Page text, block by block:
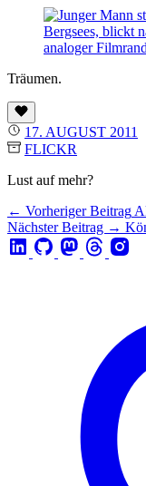
Träumen.
17. AUGUST 2011
FLICKR
Lust auf mehr?
← Vorheriger Beitrag
Nächster Beitrag →